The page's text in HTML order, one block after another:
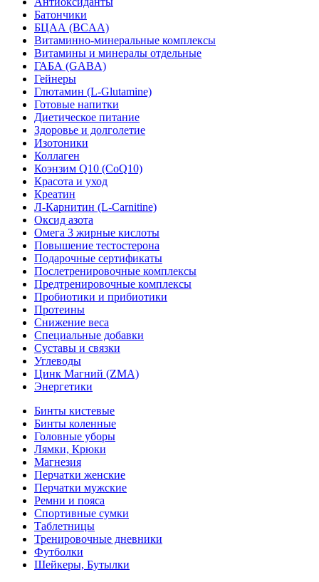
Батончики
БЦАА (BCAA)
Витаминно-минеральные комплексы
Витамины и минералы отдельные
ГАБА (GABA)
Гейнеры
Глютамин (L-Glutamine)
Готовые напитки
Диетическое питание
Здоровье и долголетие
Изотоники
Коллаген
Коэнзим Q10 (CoQ10)
Красота и уход
Креатин
Л-Карнитин (L-Сarnitine)
Оксид азота
Омега 3 жирные кислоты
Повышение тестостерона
Подарочные сертификаты
Послетренировочные комплексы
Предтренировочные комплексы
Пробиотики и прибиотики
Протеины
Снижение веса
Специальные добавки
Суставы и связки
Углеводы
Цинк Магний (ZMA)
Энергетики
Бинты кистевые
Бинты коленные
Головные уборы
Лямки, Крюки
Магнезия
Перчатки женские
Перчатки мужские
Ремни и пояса
Спортивные сумки
Таблетницы
Тренировочные дневники
Футболки
Шейкеры, Бутылки